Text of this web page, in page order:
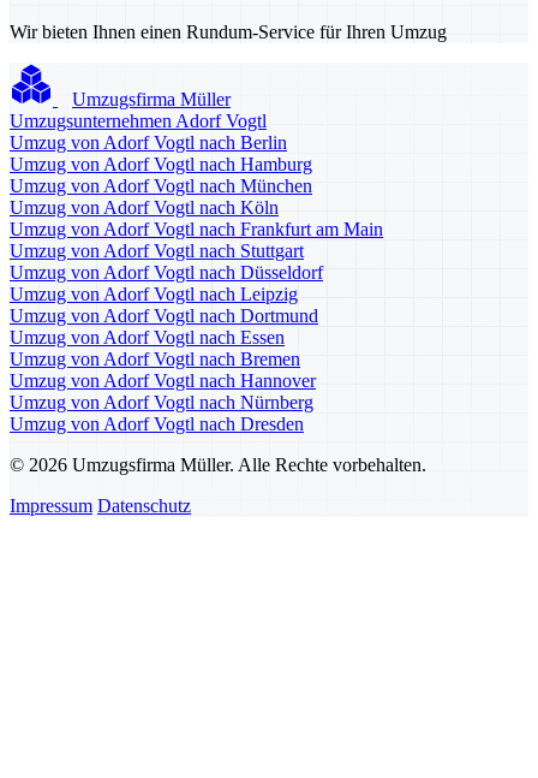
Wir bieten Ihnen einen Rundum-Service für Ihren Umzug
Umzugsfirma Müller
Umzugsunternehmen Adorf Vogtl
Umzug von Adorf Vogtl nach Berlin
Umzug von Adorf Vogtl nach Hamburg
Umzug von Adorf Vogtl nach München
Umzug von Adorf Vogtl nach Köln
Umzug von Adorf Vogtl nach Frankfurt am Main
Umzug von Adorf Vogtl nach Stuttgart
Umzug von Adorf Vogtl nach Düsseldorf
Umzug von Adorf Vogtl nach Leipzig
Umzug von Adorf Vogtl nach Dortmund
Umzug von Adorf Vogtl nach Essen
Umzug von Adorf Vogtl nach Bremen
Umzug von Adorf Vogtl nach Hannover
Umzug von Adorf Vogtl nach Nürnberg
Umzug von Adorf Vogtl nach Dresden
© 2026 Umzugsfirma Müller. Alle Rechte vorbehalten.
Impressum Datenschutz